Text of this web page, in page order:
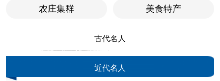
农庄集群 美食特产
古代名人
近代名人